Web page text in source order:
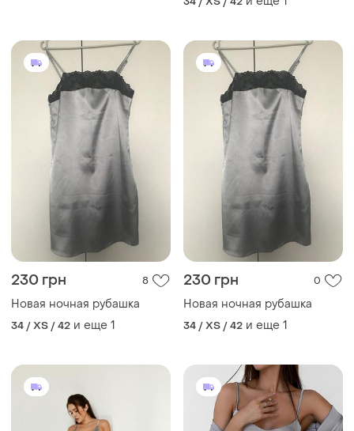
230 грн 8
Новая ночная рубашка
34 / XS / 42 и еще 1
230 грн 0
Новая ночная рубашка
34 / XS / 42 и еще 1